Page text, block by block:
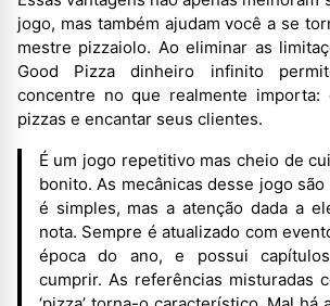
jogo, mas também ajudam você a se
mestre pizzaiolo. Ao eliminar as
Good Pizza dinheiro infinito
concentre no que realmente importa:
pizzas e encantar seus clientes.
É um jogo repetitivo mas cheio de
bonito. As mecânicas desse jogo
é simples, mas a atenção dada a
nota. Sempre é atualizado com
época do ano, e possui
cumprir. As referências misturadas